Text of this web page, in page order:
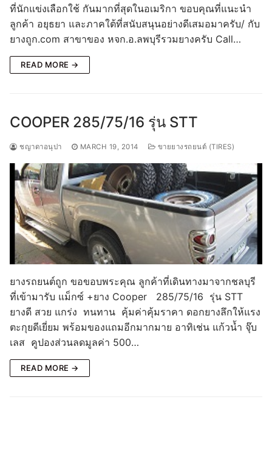
ที่นักแข่งเลือกใช้ กันมากที่สุดในอเมริกา ขอบคุณที่แนะนำ
ลูกค้า อยุธยา และภาคใต้ที่สนับสนุนอย่างดีเสมอมาครับ/ กับ
ยางถูก.com สาขาของ หจก.อ.ลพบุรีรวมยางครับ Call…
READ MORE →
COOPER 285/75/16 รุ่น STT
ชญาดาอนุปา MARCH 19, 2014 ขายยางรถยนต์ (TIRES)
ยางรถยนต์ถูก ขอขอบพระคุณ ลูกค้าที่เดินทางมาจากชลบุรี
ที่เข้ามารับ แม็กซ์ +ยาง Cooper 285/75/16 รุ่น STT
ยางดี สวย แกร่ง ทนทาน คุ้มค่าคุ้มราคา ดอกยางลึกให้แรง
ตะกุยดีเยี่ยม พร้อมของแถมอีกมากมาย อาทิเช่น แก้วน้ำ จุ๊บ
เลส คูปองส่วนลดมูลค่า 500…
READ MORE →